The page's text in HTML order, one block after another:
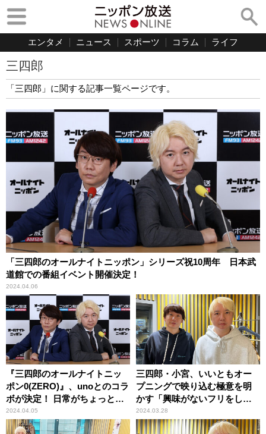
エンタメ ニュース スポーツ コラム ライフ
三四郎
「三四郎」に関する記事一覧ページです。
「三四郎のオールナイトニッポン」シリーズ祝10周年 日本武
道館での番組イベント開催決定！
2024.04.06
『三四郎のオールナイトニッ
ポン0(ZERO)』、unoとのコラ
ボが決定！ 日常がちょっと変
わったこと、うるおったこと
を大募集！
2024.04.05
三四郎・小宮、いいともオー
プニングで映り込む極意を明
かす「興味がないフリをし
て……」
2024.03.28